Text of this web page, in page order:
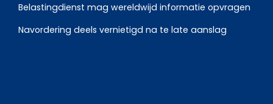
Belastingdienst mag wereldwijd informatie opvragen
Navordering deels vernietigd na te late aanslag